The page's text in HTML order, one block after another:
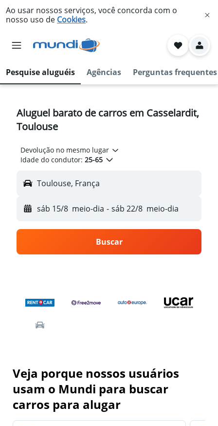
Ao usar nossos serviços, você concorda com o
nosso uso de Cookies.
Pesquise aluguéis Agências Perguntas frequentes
Aluguel barato de carros em Casselardit,
Toulouse
Devolução no mesmo lugar
Idade do condutor: 25-65
Toulouse, França
sáb 15/8 meio-dia - sáb 22/8 meio-dia
Buscar
Veja porque nossos usuários
usam o Mundi para buscar
carros para alugar